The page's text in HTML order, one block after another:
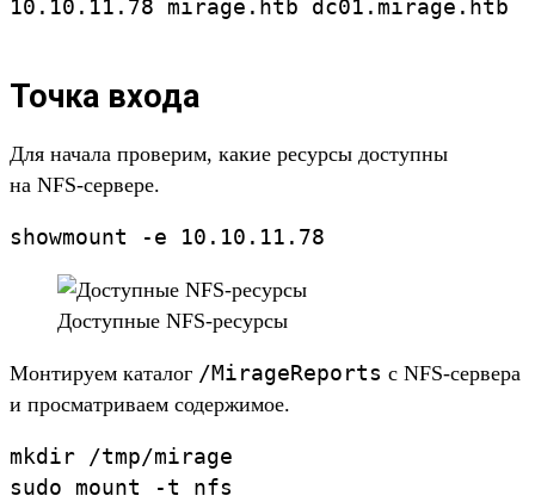
10. 10. 11. 78 mirage. htb dc01. mirage. htb
Точка входа
Для начала про­верим, какие ресур­сы дос­тупны
на NFS-сер­вере.
showmount -e 10. 10. 11. 78
Дос­тупные NFS-ресур­сы
Мон­тиру­ем каталог /MirageReports с NFS‑сер­вера
и прос­матри­ваем содер­жимое.
mkdir /tmp/mirage
sudo mount -t
nfs